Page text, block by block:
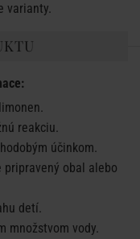
varianty.
reakciu.
účinkom.
obal alebo
detí.
množstvom vody.